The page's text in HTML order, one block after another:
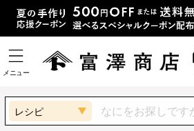
メニュー
レシピ